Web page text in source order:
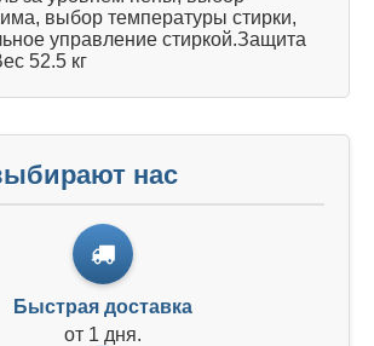
выбор температуры стирки,
управление стиркой.Защита
52.5 кг
нас
Быстрая доставка
от 1 дня.